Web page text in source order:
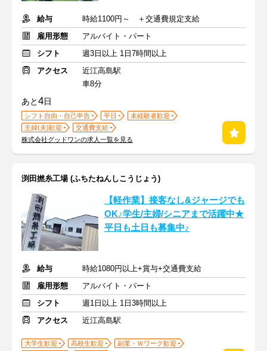
給与
時給1100円～ ＋交通費規定支給
雇用形態
アルバイト・パート
シフト
週3日以上 1日7時間以上
アクセス
近江高島駅
車8分
あと4日
シフト自由・自己申告 平日
未経験者歓迎
主婦(夫)歓迎
交通費支給
株式会社グッドワンの求人一覧を見る
渕田撚糸工場 (ふちたねんしこうじょう)
【軽作業】接客なし&ジャージでも
OK♪学生/主婦/シニアまで活躍中★
平日も土日も募集中♪
給与
時給1080円以上+賞与+交通費支給
雇用形態
アルバイト・パート
シフト
週1日以上 1日3時間以上
アクセス
近江高島駅
大学生歓迎 高校生歓迎
副業・Ｗワーク歓迎